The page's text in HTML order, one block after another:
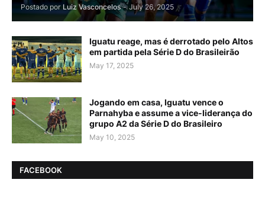
Postado por Luiz Vasconcelos - July 26, 2025
Iguatu reage, mas é derrotado pelo Altos
em partida pela Série D do Brasileirão
May 17, 2025
Jogando em casa, Iguatu vence o
Parnahyba e assume a vice-liderança do
grupo A2 da Série D do Brasileiro
May 10, 2025
FACEBOOK